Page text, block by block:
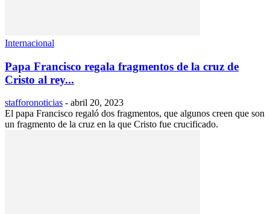
Internacional
Papa Francisco regala fragmentos de la cruz de
Cristo al rey...
stafforonoticias - abril 20, 2023
El papa Francisco regaló dos fragmentos, que algunos creen que son
un fragmento de la cruz en la que Cristo fue crucificado.